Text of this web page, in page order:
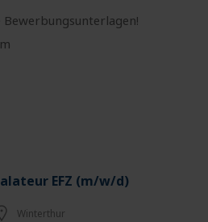
EFZ (m/w/d)
Winterthur